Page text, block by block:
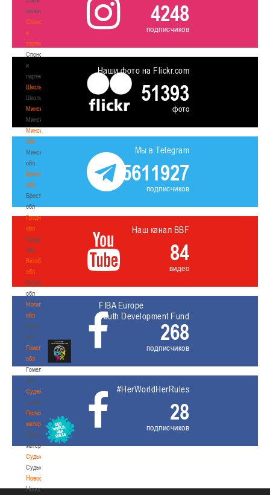
волонтером
Спонсоры
и
партнеры
Спонсоры
и
партнеры
Школы
Школы
Минск
Минск
Минская
обл
Минская
обл
Брестская
обл
Брестская
обл
Гродненская
обл
Гродненская
обл
Витебская
обл
Витебская
обл
Могилевская
обл
Могилевская
обл
Гомельская
обл
Гомельская
обл
Судейство
Судейство
Полезные
материалы
Полезные
материалы
Судьи
Судьи
Новости
Новости
4248
подписчиков
Наши фото на Flickr.com
51393
фото
Мы в Telegram
5611927
подписчиков
Наш канал BBF
84
видео
FIBA Europe
Youth Development Fund
268
подписчиков
#HerWorldHerRules
28
подписчиков